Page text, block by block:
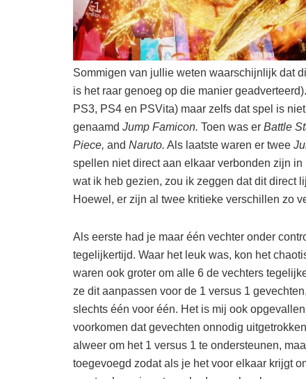
Sommigen van jullie weten waarschijnlijk dat
is het raar genoeg op die manier
PS3, PS4 en PSVita) maar zelfs dat spel is
genaamd Jump Famicon. Toen was er Battle
Piece, and Naruto. Als laatste waren er twee
spellen niet direct aan elkaar verbonden zijn
wat ik heb gezien, zou ik zeggen dat dit direct
Hoewel, er zijn al twee kritieke verschillen zo
Als eerste had je maar één vechter onder
tegelijkertijd. Waar het leuk was, kon het
waren ook groter om alle 6 de vechters
ze dit aanpassen voor de 1 versus 1
slechts één voor één. Het is mij ook
voorkomen dat gevechten onnodig
alweer om het 1 versus 1 te ondersteunen,
toegevoegd zodat als je het voor elkaar krijgt